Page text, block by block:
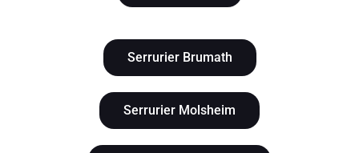
Serrurier Brumath
Serrurier Molsheim